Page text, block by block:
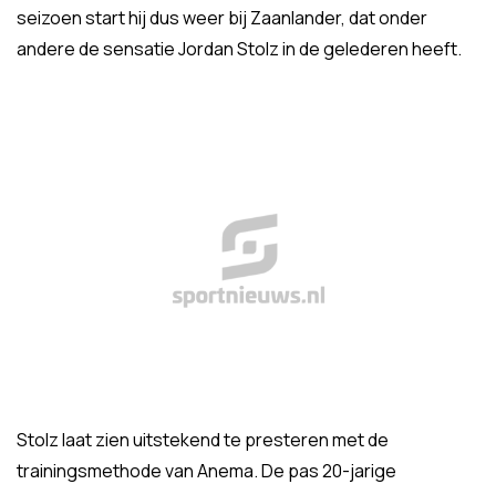
seizoen start hij dus weer bij Zaanlander, dat onder
andere de sensatie Jordan Stolz in de gelederen heeft.
Stolz laat zien uitstekend te presteren met de
trainingsmethode van Anema. De pas 20-jarige